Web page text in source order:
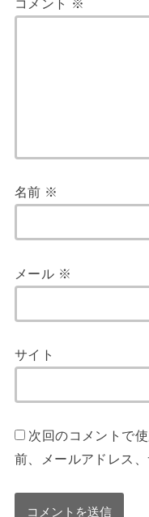
コメント ※
名前 ※
メール ※
サイト
次回のコメントで
前、メールアドレス、